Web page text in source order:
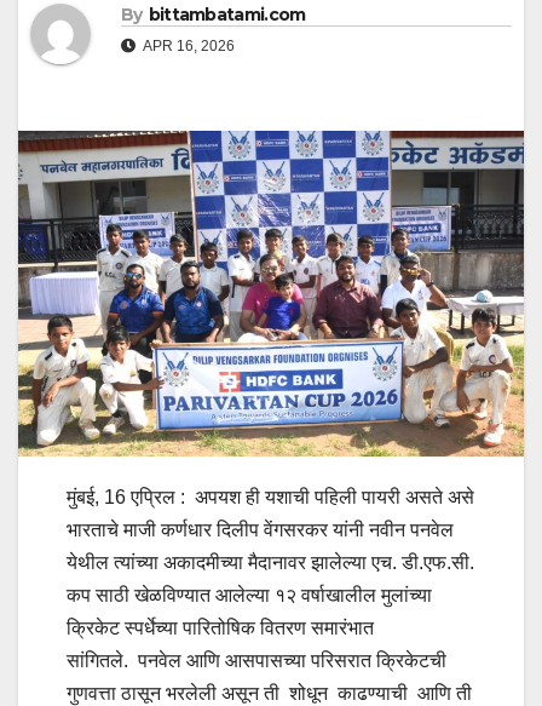
By bittambatami.com
APR 16, 2026
मुंबई, 16 एप्रिल : अपयश ही यशाची पहिली पायरी असते असे
भारताचे माजी कर्णधार दिलीप वेंगसरकर यांनी नवीन पनवेल
येथील त्यांच्या अकादमीच्या मैदानावर झालेल्या एच. डी.एफ.सी.
कप साठी खेळविण्यात आलेल्या १२ वर्षाखालील मुलांच्या
क्रिकेट स्पर्धेच्या पारितोषिक वितरण समारंभात
सांगितले. पनवेल आणि आसपासच्या परिसरात क्रिकेटची
गुणवत्ता ठासून भरलेली असून ती शोधून काढण्याची आणि ती